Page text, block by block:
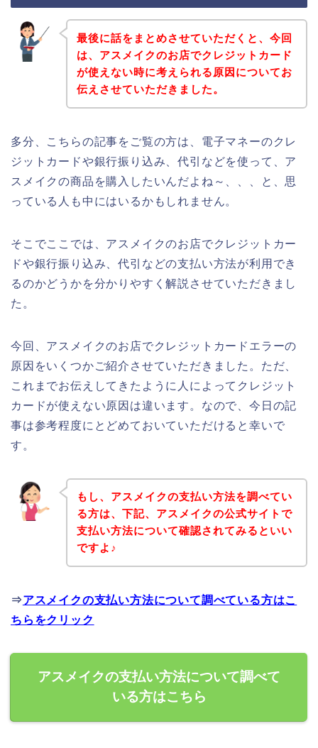
最後に話をまとめさせていただくと、今回
は、アスメイクのお店でクレジットカード
が使えない時に考えられる原因についてお
伝えさせていただきました。
多分、こちらの記事をご覧の方は、電子マネーのクレ
ジットカードや銀行振り込み、代引などを使って、ア
スメイクの商品を購入したいんだよね～、、、と、思
っている人も中にはいるかもしれません。
そこでここでは、アスメイクのお店でクレジットカー
ドや銀行振り込み、代引などの支払い方法が利用でき
るのかどうかを分かりやすく解説させていただきまし
た。
今回、アスメイクのお店でクレジットカードエラーの
原因をいくつかご紹介させていただきました。ただ、
これまでお伝えしてきたように人によってクレジット
カードが使えない原因は違います。なので、今日の記
事は参考程度にとどめておいていただけると幸いで
す。
もし、アスメイクの支払い方法を調べてい
る方は、下記、アスメイクの公式サイトで
支払い方法について確認されてみるといい
ですよ♪
⇒アスメイクの支払い方法について調べている方はこ
ちらをクリック
アスメイクの支払い方法について調べて
いる方はこちら